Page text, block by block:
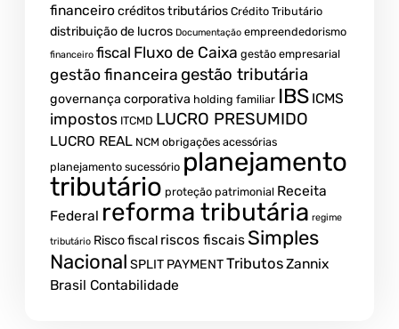
financeirocréditos tributários Crédito Tributário
distribuição de lucros Documentação empreendedorismo
financeiro fiscal Fluxo de Caixa gestão empresarial
gestão financeira gestão tributária
governança corporativa holding familiar IBS ICMS
impostos ITCMD LUCRO PRESUMIDO
LUCRO REAL NCM obrigações acessórias
planejamento sucessório planejamento
tributário proteção patrimonial Receita
Federal reforma tributária regime
tributário Risco fiscal riscos fiscais Simples
Nacional SPLIT PAYMENTTributosZannix
Brasil Contabilidade